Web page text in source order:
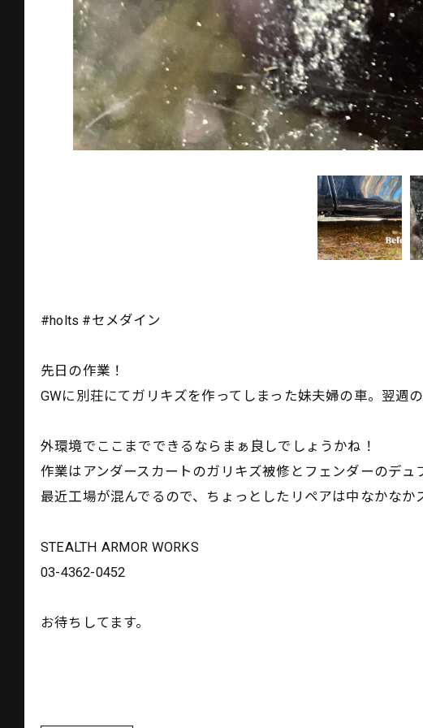
#holts #セメダイン
先日の作業！
GWに別荘にてガリキズを作ってしまった妹夫婦の車。翌週
外環境でここまでできるならまぁ良しでしょうかね！
作業はアンダースカートのガリキズ被修とフェンダーのデュ
最近工場が混んでるので、ちょっとしたリペアは中なかなか
STEALTH ARMOR WORKS
03-4362-0452
お待ちしてます。